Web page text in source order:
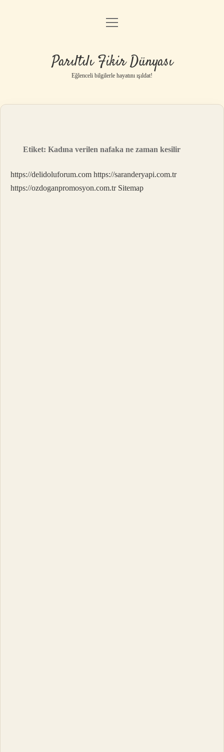
Anasayfa
Yasal Uyarı
menüyü
Parıltılı Fikir Dünyası
Eğlenceli bilgilerle hayatını ışıldat!
Etiket:Kadına verilen nafaka ne zaman kesilir
https://delidoluforum.com https://saranderyapi.com.tr
https://ozdoganpromosyon.com.tr Sitemap